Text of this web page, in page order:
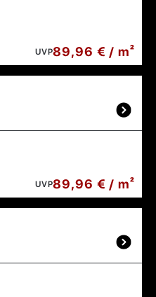
UVP89,96 € / m²
UVP89,96 € / m²